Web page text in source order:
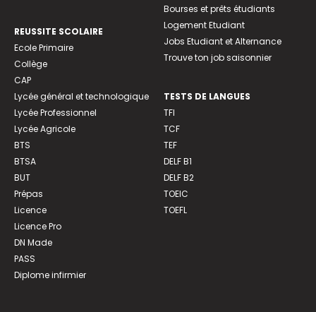
REUSSITE SCOLAIRE
Ecole Primaire
Collège
CAP
Lycée général et technologique
Lycée Professionnel
Lycée Agricole
BTS
BTSA
BUT
Prépas
Licence
Licence Pro
DN Made
PASS
Diplome infirmier
Bourses et prêts étudiants
Logement Etudiant
Jobs Etudiant et Alternance
Trouve ton job saisonnier
TESTS DE LANGUES
TFI
TCF
TEF
DELF B1
DELF B2
TOEIC
TOEFL